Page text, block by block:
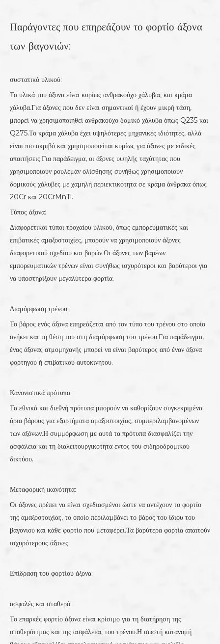
Παράγοντες που επηρεάζουν το φορτίο άξονα
των βαγονιών:
συστατικό υλικού:
Τα υλικά του άξονα είναι κυρίως ανθρακούχο χάλυβας και κράμα
χάλυβα.Για άξονες που δεν είναι σημαντικοί ή έχουν μικρή τάση,
μπορεί να χρησιμοποιηθεί ανθρακούχο δομικό χάλυβα όπως Q235 και
Q275.Το κράμα χάλυβα έχει υψηλότερες μηχανικές ιδιότητες, αλλά
είναι πιο ακριβό και χρησιμοποιείται κυρίως για άξονες με ειδικές
απαιτήσεις.Για παράδειγμα, οι άξονες υψηλής ταχύτητας που
χρησιμοποιούν ρουλεμάν ολίσθησης συνήθως χρησιμοποιούν
δομικούς χάλυβες με χαμηλή περιεκτικότητα σε κράμα άνθρακα όπως
20Cr και 20CrMnTi.
Τύπος άξονα:
Διαφορετικοί τύποι τροχαίου υλικού, όπως εμπορευματικές και
επιβατικές αμαξοστοιχίες, μπορούν να χρησιμοποιούν άξονες
διαφορετικού σχεδίου και βαρών.Οι άξονες των βαρέων
εμπορευματικών τρένων είναι συνήθως ισχυρότεροι και βαρύτεροι για
να υποστηρίξουν μεγαλύτερα φορτία.
Διαμόρφωση τρένου:
Το βάρος ενός άξονα επηρεάζεται από τον τύπο του τρένου στο οποίο
ανήκει και τη θέση του στη διαμόρφωση του τρένου.Για παράδειγμα,
ένας άξονας ατμομηχανής μπορεί να είναι βαρύτερος από έναν άξονα
φορτηγού ή επιβατικού αυτοκινήτου.
Κανονιστικά πρότυπα:
Τα εθνικά και διεθνή πρότυπα μπορούν να καθορίζουν συγκεκριμένα
όρια βάρους για εξαρτήματα αμαξοστοιχίας, συμπεριλαμβανομένων
των αξόνων.Η συμμόρφωση με αυτά τα πρότυπα διασφαλίζει την
ασφάλεια και τη διαλειτουργικότητα εντός του σιδηροδρομικού
δικτύου.
Μεταφορική ικανότητα:
Οι άξονες πρέπει να είναι σχεδιασμένοι ώστε να αντέχουν το φορτίο
της αμαξοστοιχίας, το οποίο περιλαμβάνει το βάρος του ίδιου του
βαγονιού και κάθε φορτίο που μεταφέρει.Τα βαρύτερα φορτία απαιτούν
ισχυρότερους άξονες.
Επίδραση του φορτίου άξονα:
ασφαλές και σταθερό:
Το επαρκές φορτίο άξονα είναι κρίσιμο για τη διατήρηση της
σταθερότητας και της ασφάλειας του τρένου.Η σωστή κατανομή